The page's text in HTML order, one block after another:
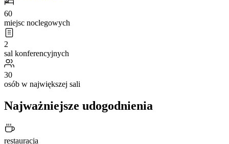
60
miejsc noclegowych
2
sal konferencyjnych
30
osób w największej sali
Najważniejsze udogodnienia
restauracja